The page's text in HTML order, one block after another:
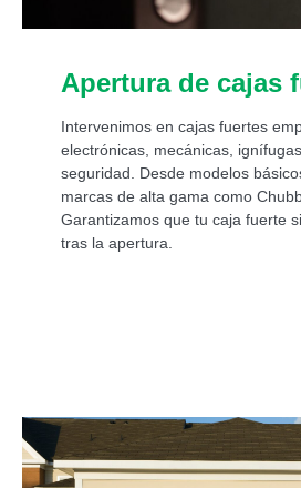
Apertura de cajas
Intervenimos en cajas fuertes
electrónicas, mecánicas,
seguridad. Desde modelos
marcas de alta gama como
Garantizamos que tu caja fuerte
tras la apertura.